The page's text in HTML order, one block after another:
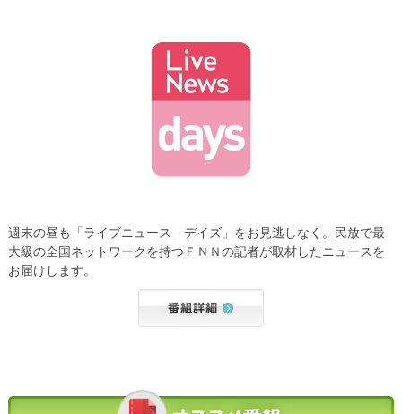
週末の昼も「ライブニュース デイズ」をお見逃しなく。民放で最
大級の全国ネットワークを持つＦＮＮの記者が取材したニュースを
お届けします。